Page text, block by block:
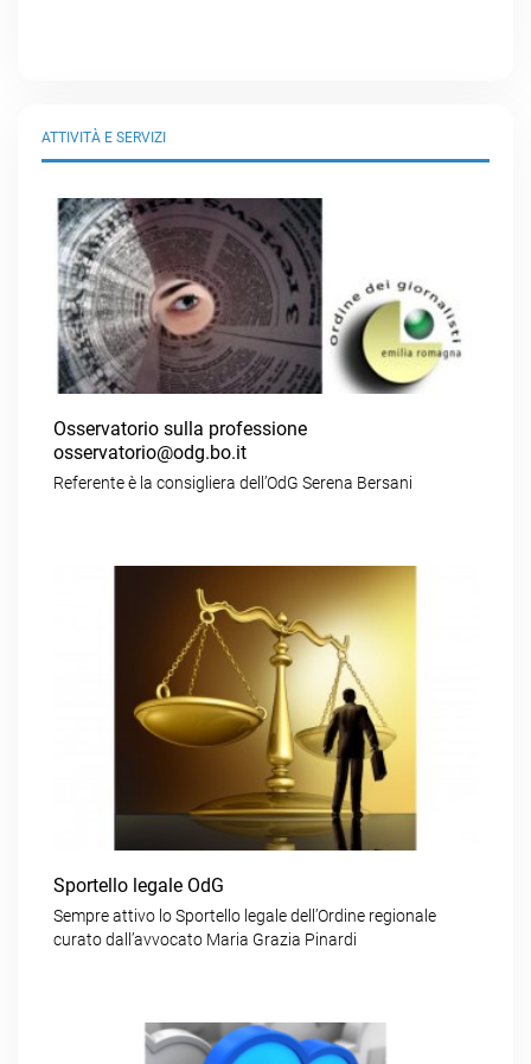
ATTIVITÀ E SERVIZI
Osservatorio sulla professione
osservatorio@odg.bo.it
Referente è la consigliera dell’OdG Serena Bersani
Sportello legale OdG
Sempre attivo lo Sportello legale dell’Ordine regionale
curato dall’avvocato Maria Grazia Pinardi